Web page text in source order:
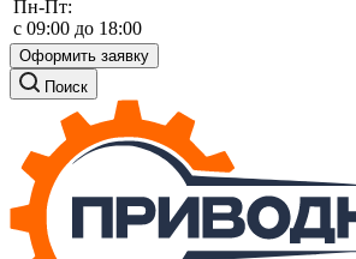
Пн-Пт:
c 09:00 до 18:00
Оформить заявку
Поиск